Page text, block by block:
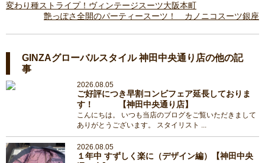
変わり種ストライプ！ヴィンテージスーツ大阪本町
艶っぽさ全開のパーティースーツ！ カノニコスーツ銀座
GINZAグローバルスタイル 神田中央通り店の他の記
事
2026.08.05
ご好評につき早割コンビフェア延長しておりま
す！ 【神田中央通り店】
こんにちは。 いつも当店のブログをご覧いただきまして
ありがとうございます。 スタイリスト ...
2026.08.05
１年中 すずしく楽に（デザイン編）【神田中央